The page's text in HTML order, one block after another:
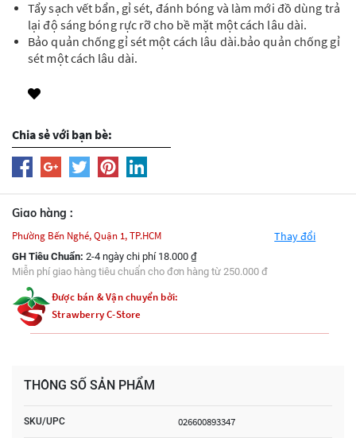
Tẩy sạch vết bẩn, gỉ sét, đánh bóng và làm mới đồ dùng trả
lại độ sáng bóng rực rỡ cho bề mặt một cách lâu dài.
Bảo quản chống gỉ sét một cách lâu dài.bảo quản chống gỉ
sét một cách lâu dài.
Chia sẻ với bạn bè:
Giao hàng :
Phường Bến Nghé, Quận 1, TP.HCM Thay đổi
GH Tiêu Chuẩn: 2-4 ngày chi phí 18.000 ₫
Miễn phí giao hàng tiêu chuẩn cho đơn hàng từ 250.000 đ
Được bán & Vận chuyển bởi:
Strawberry C-Store
THÔNG SỐ SẢN PHẨM
SKU/UPC 026600893347